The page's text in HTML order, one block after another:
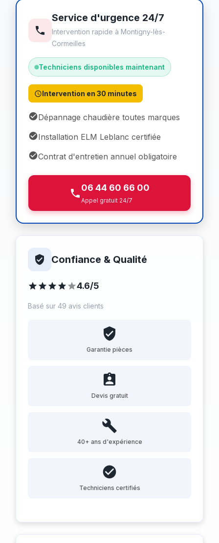
Service d'urgence 24/7
Intervention rapide à Montigny-lès-
Cormeilles
Techniciens disponibles maintenant
Intervention en 30 minutes
Dépannage chaudière toutes marques
Installation ELM Leblanc certifiée
Contrat d'entretien annuel obligatoire
06 44 60 66 00
Appel gratuit 24/7
Confiance & Qualité
4.6/5
Basé sur 49 avis clients
Garantie pièces
Devis gratuit
40+ ans d'expérience
Techniciens certifiés